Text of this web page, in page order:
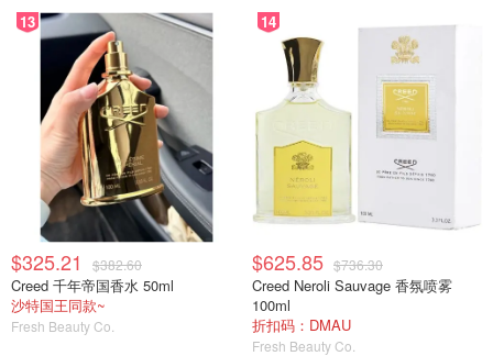
13
$325.21 $382.60
Creed 千年帝国香水 50ml
沙特国王同款~
Fresh Beauty Co.
14
$625.85 $736.30
Creed Neroli Sauvage 香氛喷雾
100ml
折扣码：DMAU
Fresh Beauty Co.